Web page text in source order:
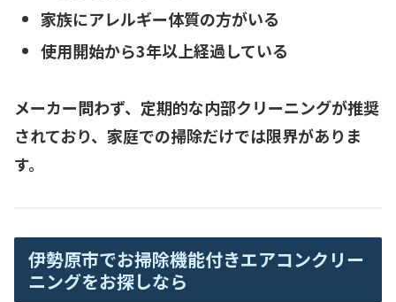
家族にアレルギー体質の方がいる
使用開始から3年以上経過している
メーカー問わず、定期的な内部クリーニングが推奨
されており、家庭での掃除だけでは限界がありま
す。
伊勢原市でお掃除機能付きエアコンクリー
ニングをお探しなら